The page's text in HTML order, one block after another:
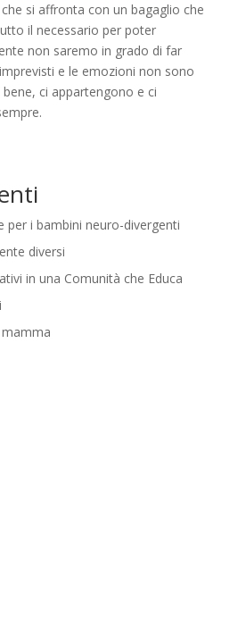
si affronta con un bagaglio che
il necessario per poter
non saremo in grado di far
e le emozioni non sono
ci appartengono e ci
per i bambini neuro-divergenti
diversi
in una Comunità che Educa